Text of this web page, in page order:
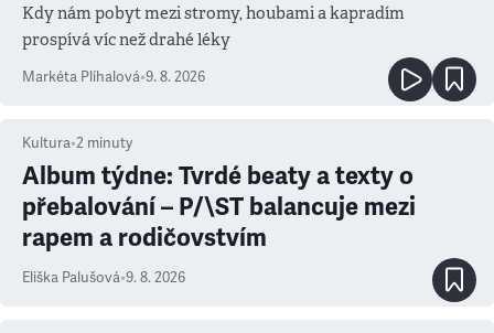
Kdy nám pobyt mezi stromy, houbami a kapradím
prospívá víc než drahé léky
Markéta Plíhalová•9. 8. 2026
Kultura•2 minuty
Album týdne: Tvrdé beaty a texty o
přebalování – P/\ST balancuje mezi
rapem a rodičovstvím
Eliška Palušová•9. 8. 2026